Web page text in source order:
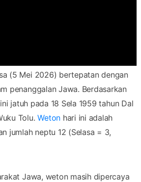
(5 Mei 2026) bertepatan dengan
penanggalan Jawa. Berdasarkan
jatuh pada 18 Sela 1959 tahun Dal
Tolu.Weton hari ini adalah
jumlah neptu 12 (Selasa = 3,
Jawa, weton masih dipercaya